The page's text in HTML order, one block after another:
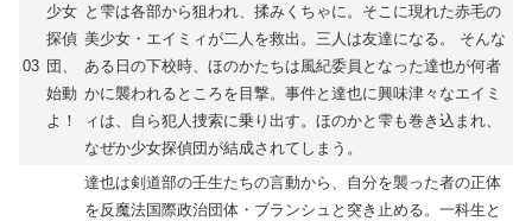
03
少女
探偵
団、
始動
よ！
と雫は各部から狙われ、揉みくちゃに。そこに現れた赤毛の
美少女・エイミィが二人を救出。三人は友達になる。 そんな
ある日の下校時、ほのかたちは風紀委員となった達也が何者
かに襲われるところを目撃。事件と達也に興味津々なエイミ
ィは、自ら犯人捜索に乗り出す。ほのかと雫も巻き込まれ、
なぜか少女探偵団が結成されてしまう。
達也は剣道部の壬生たちの言動から、自分を襲った者の正体
を反魔法国際政治団体・ブランシュと突き止める。一科生と